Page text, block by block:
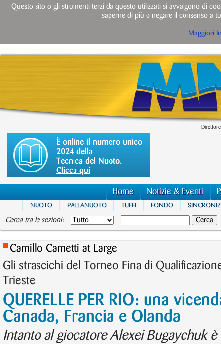
È online il numero unico
2024 della
Tecnica del Nuoto.
Clicca qui
Home Notizie & Eventi
NUOTO PALLANUOTO TUFFI FONDO
Cerca tra le sezioni:
Camillo Cametti at Large
Gli strascichi del Torneo Fina di
Trieste
QUERELLE PER RIO: una
Canada, Francia e Olanda
Intanto al giocatore Alexei Bugaychuk è
Questo sito o gli strumenti terzi da questo utilizzati si avvalgono di
saperne di più o negare il consenso a
Maggiori